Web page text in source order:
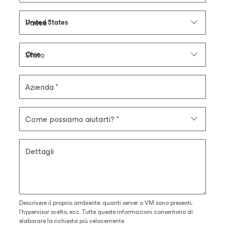
Paese
Stato
Azienda
Come possiamo aiutarti?
Dettagli
Descrivere il proprio ambiente: quanti server o VM sono presenti,
l’hypervisor scelto, ecc. Tutte queste informazioni consentono di
elaborare la richiesta più velocemente.